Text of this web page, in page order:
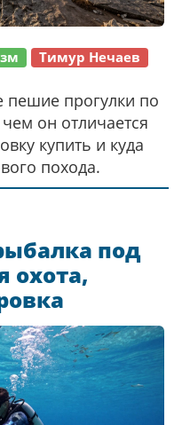
Тимур Нечаев
пешие прогулки по
он отличается
купить и куда
похода.
под
охота,